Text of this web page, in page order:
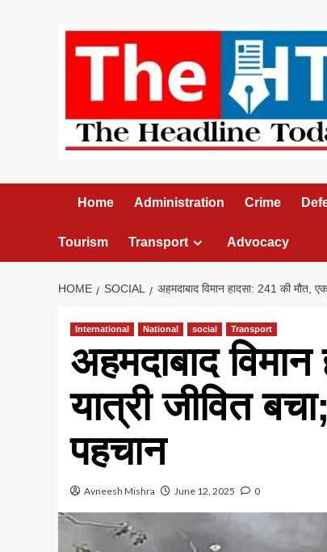
Home Administration Crime
Tourism Transport Advocacy
HOME SOCIAL अहमदाबाद विमान हादसा: 241 की मौत,
International National social Transport
अहमदाबाद
यात्री जीवित
पहचान
Avneesh Mishra June 12, 2025 0